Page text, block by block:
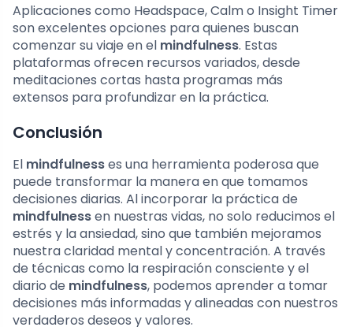
Aplicaciones como Headspace, Calm o Insight Timer
son excelentes opciones para quienes buscan
comenzar su viaje en el mindfulness. Estas
plataformas ofrecen recursos variados, desde
meditaciones cortas hasta programas más
extensos para profundizar en la práctica.
Conclusión
El mindfulnesses una herramienta poderosa que
puede transformar la manera en que tomamos
decisiones diarias. Al incorporar la práctica de
mindfulnessen nuestras vidas, no solo reducimos el
estrés y la ansiedad, sino que también mejoramos
nuestra claridad mental y concentración. A través
de técnicas como la respiración consciente y el
diario de mindfulness, podemos aprender a tomar
decisiones más informadas y alineadas con nuestros
verdaderos deseos y valores.